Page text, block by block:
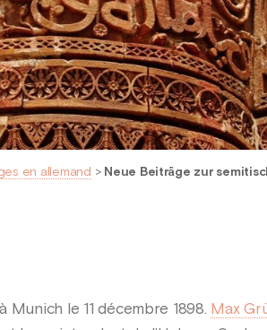
en allemand > Neue Beiträge zur
Munich le 11 décembre 1898. Max